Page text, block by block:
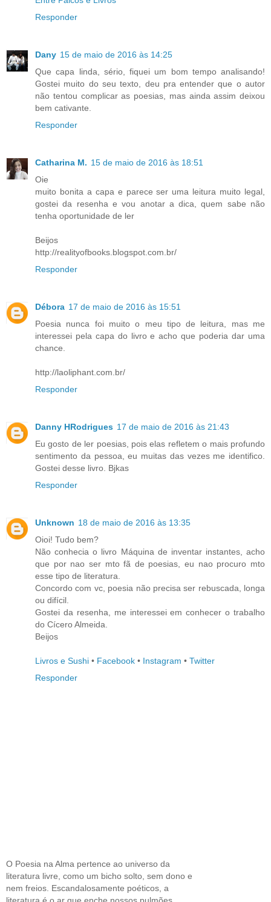
Responder
Dany 15 de maio de 2016 às 14:25
Que capa linda, sério, fiquei um bom tempo analisando!
Gostei muito do seu texto, deu pra entender que o autor
não tentou complicar as poesias, mas ainda assim deixou
bem cativante.
Responder
Catharina M. 15 de maio de 2016 às 18:51
Oie
muito bonita a capa e parece ser uma leitura muito legal,
gostei da resenha e vou anotar a dica, quem sabe não
tenha oportunidade de ler
Beijos
http://realityofbooks.blogspot.com.br/
Responder
Débora 17 de maio de 2016 às 15:51
Poesia nunca foi muito o meu tipo de leitura, mas me
interessei pela capa do livro e acho que poderia dar uma
chance.
http://laoliphant.com.br/
Responder
Danny HRodrigues 17 de maio de 2016 às 21:43
Eu gosto de ler poesias, pois elas refletem o mais profundo
sentimento da pessoa, eu muitas das vezes me identifico.
Gostei desse livro. Bjkas
Responder
Unknown 18 de maio de 2016 às 13:35
Oioi! Tudo bem?
Não conhecia o livro Máquina de inventar instantes, acho
que por nao ser mto fã de poesias, eu nao procuro mto
esse tipo de literatura.
Concordo com vc, poesia não precisa ser rebuscada, longa
ou difícil.
Gostei da resenha, me interessei em conhecer o trabalho
do Cícero Almeida.
Beijos
Livros e Sushi • Facebook • Instagram • Twitter
Responder
O Poesia na Alma pertence ao universo da
literatura livre, como um bicho solto, sem dono e
nem freios. Escandalosamente poéticos, a